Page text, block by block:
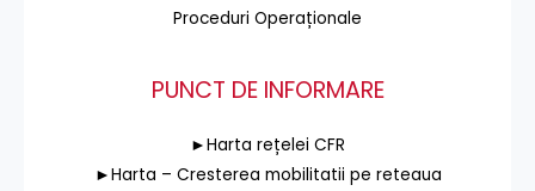
Proceduri Operaționale
PUNCT DE INFORMARE
►Harta rețelei CFR
►Harta – Cresterea mobilitatii pe reteaua